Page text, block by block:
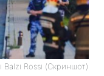
Balzi Rossi (Скриншот)